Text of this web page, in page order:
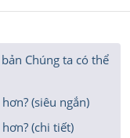
Chúng ta có thể
(siêu ngắn)
(chi tiết)